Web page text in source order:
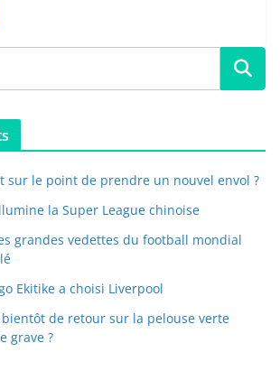
sur le point de prendre un nouvel envol ?
la Super League chinoise
grandes vedettes du football mondial
Ekitike a choisi Liverpool
de retour sur la pelouse verte
grave ?